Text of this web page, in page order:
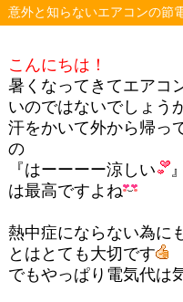
意外と知らないエアコンの節
こんにちは！
暑くなってきてエアコ
いのではないでしょう
汗をかいて外から帰っ
の
『はーーーー涼しい
』
は最高ですよね
熱中症にならない為に
とはとても大切です
でもやっぱり電気代は